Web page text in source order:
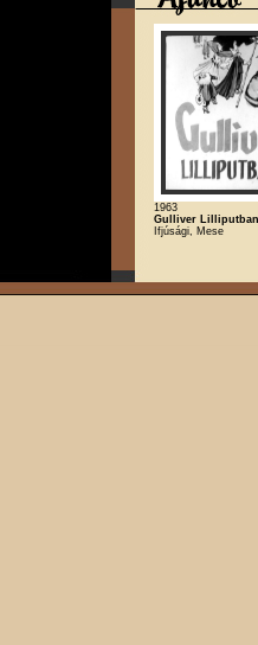
1963
Gulliver Lilliputban
Ifjúsági, Mese